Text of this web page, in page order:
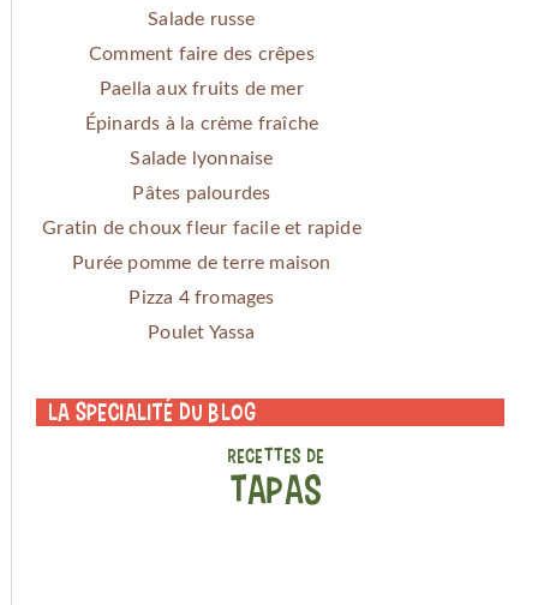
Salade russe
Comment faire des crêpes
Paella aux fruits de mer
Épinards à la crème fraîche
Salade lyonnaise
Pâtes palourdes
Gratin de choux fleur facile et rapide
Purée pomme de terre maison
Pizza 4 fromages
Poulet Yassa
La specialité du blog
RECETTES DE
TAPAS